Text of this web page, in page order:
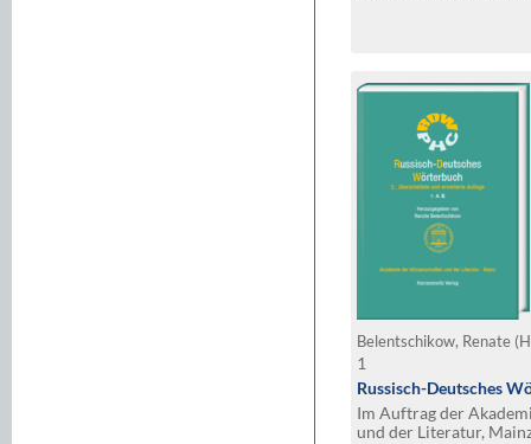
Belentschikow, Renate
1
Russisch-Deutsches
Im Auftrag der
und der Literatur,